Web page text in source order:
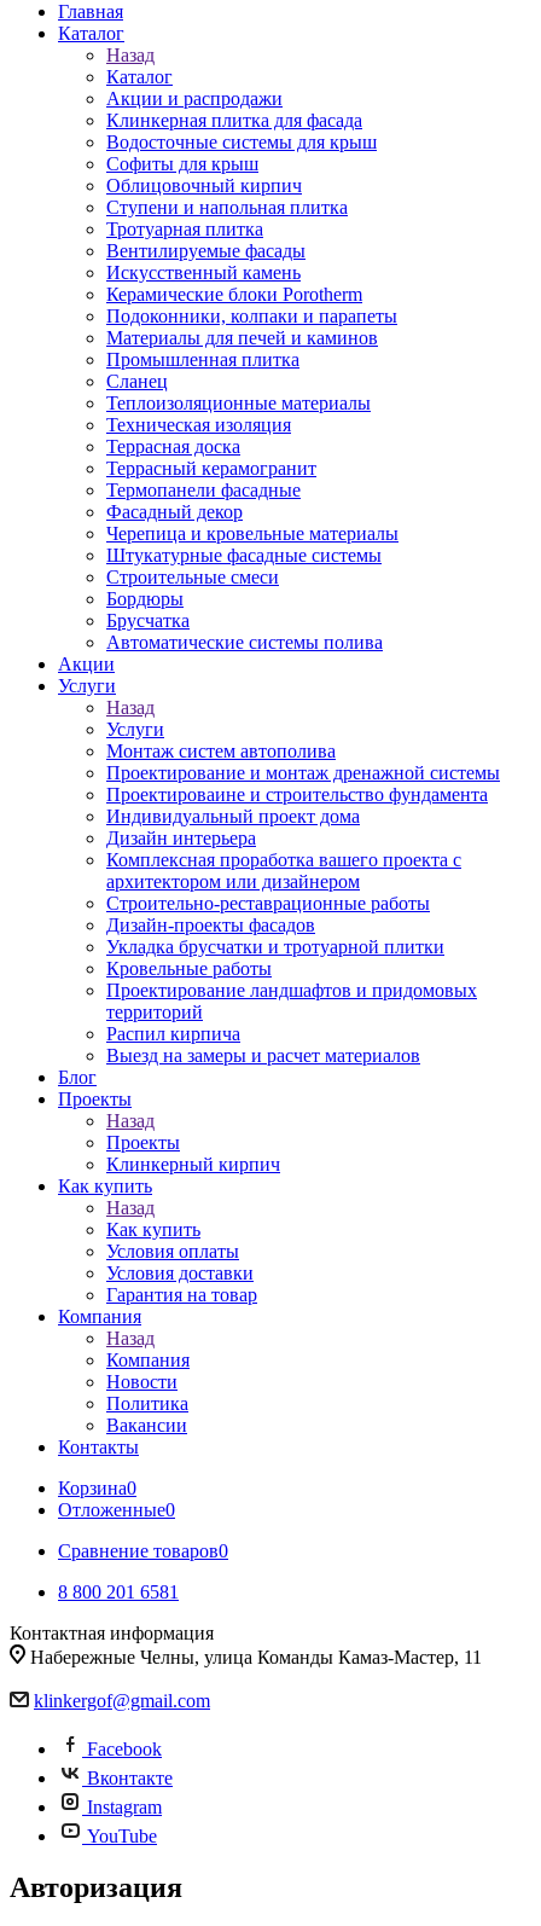
Главная
Каталог
Назад
Каталог
Акции и распродажи
Клинкерная плитка для фасада
Водосточные системы для крыш
Софиты для крыш
Облицовочный кирпич
Ступени и напольная плитка
Тротуарная плитка
Вентилируемые фасады
Искусственный камень
Керамические блоки Porotherm
Подоконники, колпаки и парапеты
Материалы для печей и каминов
Промышленная плитка
Сланец
Теплоизоляционные материалы
Техническая изоляция
Террасная доска
Террасный керамогранит
Термопанели фасадные
Фасадный декор
Черепица и кровельные материалы
Штукатурные фасадные системы
Строительные смеси
Бордюры
Брусчатка
Автоматические системы полива
Акции
Услуги
Назад
Услуги
Монтаж систем автополива
Проектирование и монтаж дренажной системы
Проектироваине и строительство фундамента
Индивидуальный проект дома
Дизайн интерьера
Комплексная проработка вашего проекта с
архитектором или дизайнером
Строительно-реставрационные работы
Дизайн-проекты фасадов
Укладка брусчатки и тротуарной плитки
Кровельные работы
Проектирование ландшафтов и придомовых
территорий
Распил кирпича
Выезд на замеры и расчет материалов
Блог
Проекты
Назад
Проекты
Клинкерный кирпич
Как купить
Назад
Как купить
Условия оплаты
Условия доставки
Гарантия на товар
Компания
Назад
Компания
Новости
Политика
Вакансии
Контакты
Корзина0
Отложенные0
Сравнение товаров0
8 800 201 6581
Контактная информация
Набережные Челны, улица Команды Камаз-Мастер, 11
klinkergof@gmail.com
Facebook
Вконтакте
Instagram
YouTube
Авторизация